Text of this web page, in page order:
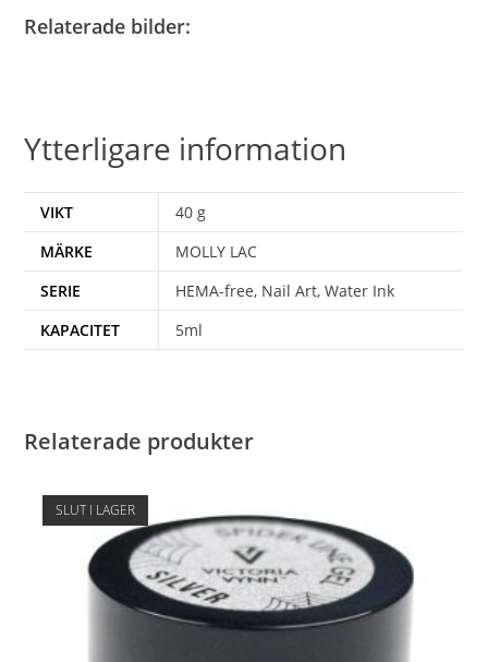
Relaterade bilder:
Ytterligare information
VIKT
40 g
MÄRKE
MOLLY LAC
SERIE
HEMA-free, Nail Art, Water Ink
KAPACITET
5ml
Relaterade produkter
SLUT I LAGER